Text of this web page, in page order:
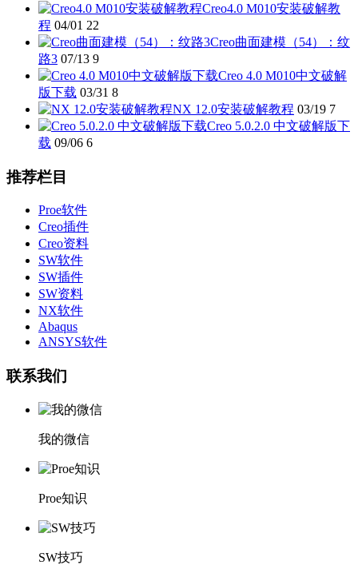
Creo4.0 M010安装破解教
程 04/01 22
Creo曲面建模（54）：纹
路3 07/13 9
Creo 4.0 M010中文破解
版下载 03/31 8
NX 12.0安装破解教程 03/19 7
Creo 5.0.2.0 中文破解版下
载 09/06 6
推荐栏目
Proe软件
Creo插件
Creo资料
SW软件
SW插件
SW资料
NX软件
Abaqus
ANSYS软件
联系我们
我的微信
Proe知识
SW技巧